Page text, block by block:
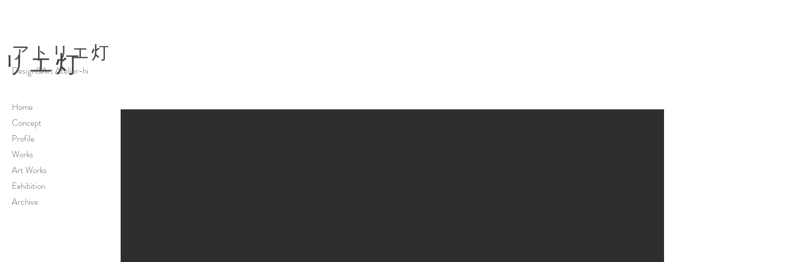
Design&Art Atelier-hi
Home
Concept
Profile
Works
Art Works
Exhibition
Archive
アトリエ灯
エ灯